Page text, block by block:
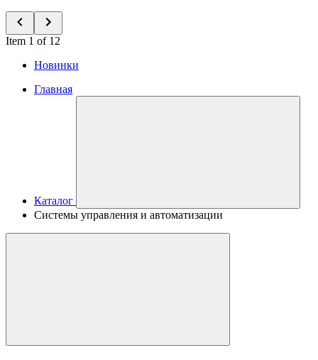
Item 1 of 12
Новинки
Главная
Каталог
Системы управления и автоматизации